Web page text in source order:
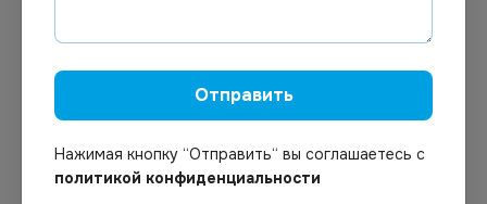
м 50м/рул
плотность 36г/м2 фас. по
10м №1
Отправить
Нажимая кнопку “Отправить“ вы соглашаетесь с
политикой конфиденциальности